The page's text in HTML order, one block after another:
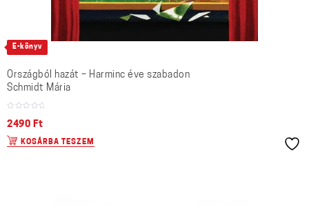
E-könyv
Országból hazát – Harminc éve szabadon
Schmidt Mária
2490 Ft
KOSÁRBA TESZEM